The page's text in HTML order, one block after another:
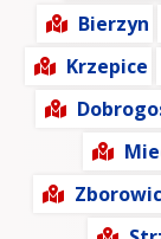
Bierzyn
Krzepice